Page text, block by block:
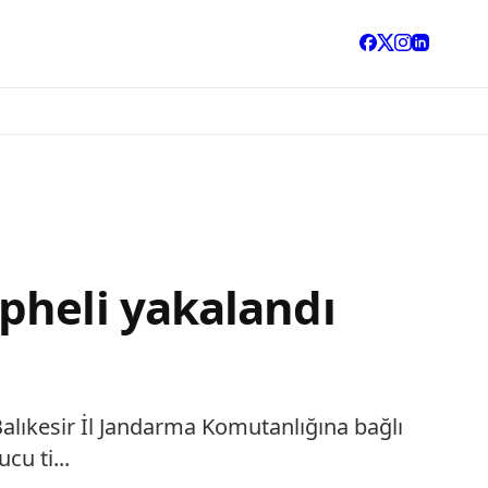
yakalandı
İl Jandarma Komutanlığına bağlı
ti...